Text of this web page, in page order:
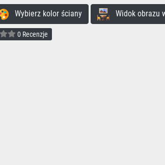
Wybierz kolor ściany Widok obrazu
0 Recenzje